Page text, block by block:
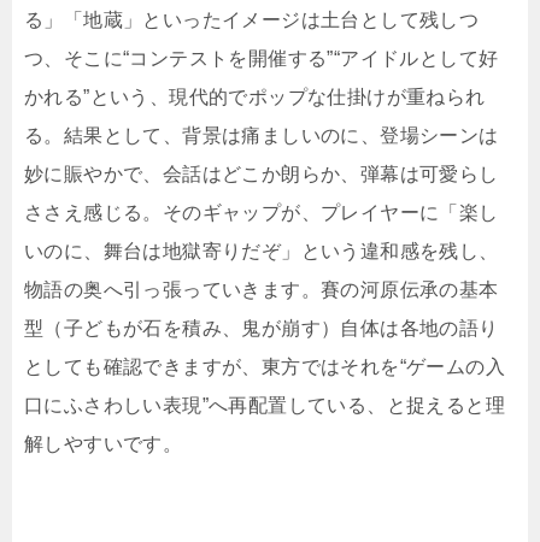
る」「地蔵」といったイメージは土台として残しつ
つ、そこに“コンテストを開催する”“アイドルとして好
かれる”という、現代的でポップな仕掛けが重ねられ
る。結果として、背景は痛ましいのに、登場シーンは
妙に賑やかで、会話はどこか朗らか、弾幕は可愛らし
ささえ感じる。そのギャップが、プレイヤーに「楽し
いのに、舞台は地獄寄りだぞ」という違和感を残し、
物語の奥へ引っ張っていきます。賽の河原伝承の基本
型（子どもが石を積み、鬼が崩す）自体は各地の語り
としても確認できますが、東方ではそれを“ゲームの入
口にふさわしい表現”へ再配置している、と捉えると理
解しやすいです。